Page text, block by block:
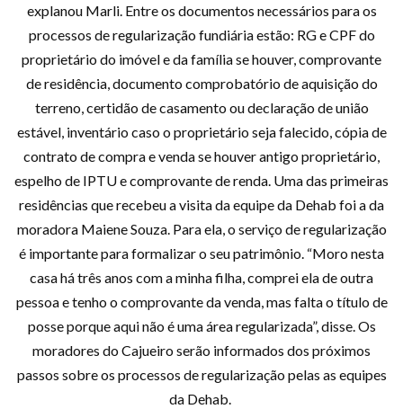
explanou Marli. Entre os documentos necessários para os
processos de regularização fundiária estão: RG e CPF do
proprietário do imóvel e da família se houver, comprovante
de residência, documento comprobatório de aquisição do
terreno, certidão de casamento ou declaração de união
estável, inventário caso o proprietário seja falecido, cópia de
contrato de compra e venda se houver antigo proprietário,
espelho de IPTU e comprovante de renda. Uma das primeiras
residências que recebeu a visita da equipe da Dehab foi a da
moradora Maiene Souza. Para ela, o serviço de regularização
é importante para formalizar o seu patrimônio. “Moro nesta
casa há três anos com a minha filha, comprei ela de outra
pessoa e tenho o comprovante da venda, mas falta o título de
posse porque aqui não é uma área regularizada”, disse. Os
moradores do Cajueiro serão informados dos próximos
passos sobre os processos de regularização pelas as equipes
da Dehab.